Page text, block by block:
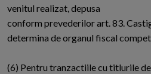
venitul realizat, depusa
conform prevederilor art. 83.
determina de organul fiscal
(6) Pentru tranzactiile cu titlurile